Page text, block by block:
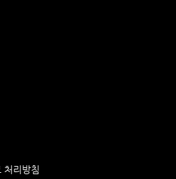
처리방침